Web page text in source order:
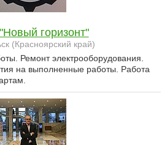
горизонт"
(Красноярский край)
Ремонт электрооборудования.
на выполненные работы. Работа